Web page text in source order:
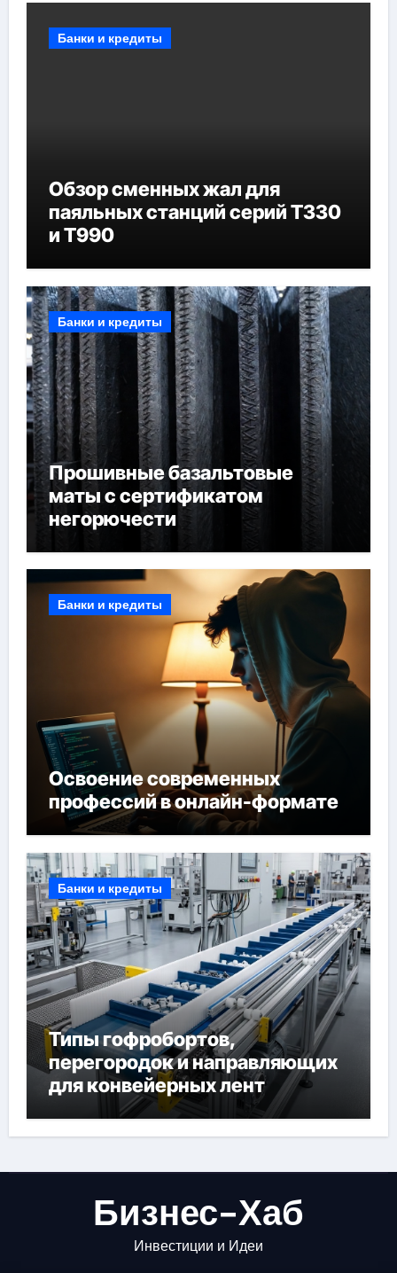
Банки и кредиты
Обзор сменных жал для
паяльных станций серий T330
и T990
Банки и кредиты
Прошивные базальтовые
маты с сертификатом
негорючести
Банки и кредиты
Освоение современных
профессий в онлайн-формате
Банки и кредиты
Типы гофробортов,
перегородок и направляющих
для конвейерных лент
Бизнес-Хаб
Инвестиции и Идеи